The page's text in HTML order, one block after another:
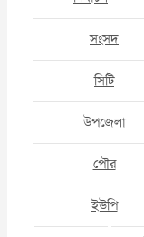
সংসদ
সিটি
উপজেলা
পৌর
ইউপি